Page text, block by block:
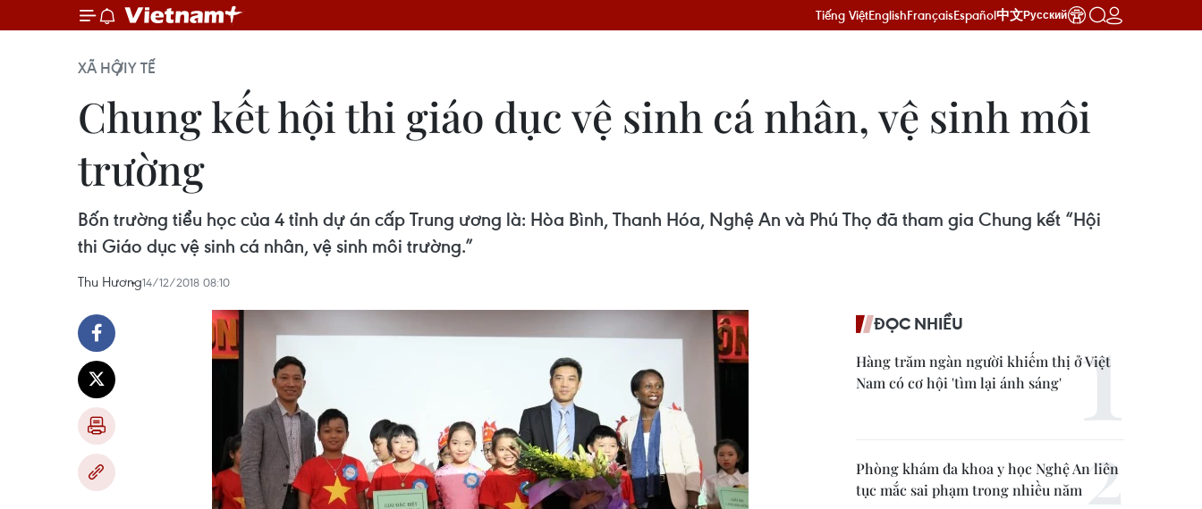
Tiếng ViệtEnglishFrançaisEspañol中文Русский
XÃ HỘIY TẾ
Chung kết hội thi giáo dục vệ sinh cá nhân, vệ sinh môi
trường
Bốn trường tiểu học của 4 tỉnh dự án cấp Trung ương là: Hòa Bình, Thanh Hóa, Nghệ An và Phú Thọ đã tham gia Chung kết “Hội
thi Giáo dục vệ sinh cá nhân, vệ sinh môi trường.”
Thu Hương14/12/2018 08:10
ĐỌC NHIỀU
Hàng trăm ngàn người khiếm thị ở Việt
Nam có cơ hội 'tìm lại ánh sáng'
Phòng khám đa khoa y học Nghệ An liên
tục mắc sai phạm trong nhiều năm